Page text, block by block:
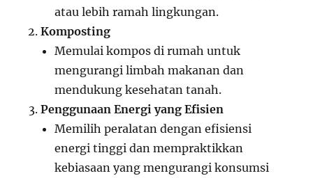
atau lebih ramah lingkungan.
Komposting
Memulai kompos di rumah untuk
mengurangi limbah makanan dan
mendukung kesehatan tanah.
Penggunaan Energi yang Efisien
Memilih peralatan dengan efisiensi
energi tinggi dan mempraktikkan
kebiasaan yang mengurangi konsumsi